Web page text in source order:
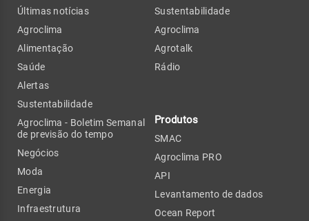
Últimas notícias
Agroclima
Alimentação
Saúde
Alertas
Sustentabilidade
Agroclima - Boletim Semanal
de previsão do tempo
Negócios
Moda
Energia
Infraestrutura
Sustentabilidade
Agroclima
Agrotalk
Rádio
Produtos
SMAC
Agroclima PRO
API
Levantamento de dados
Ocean Report